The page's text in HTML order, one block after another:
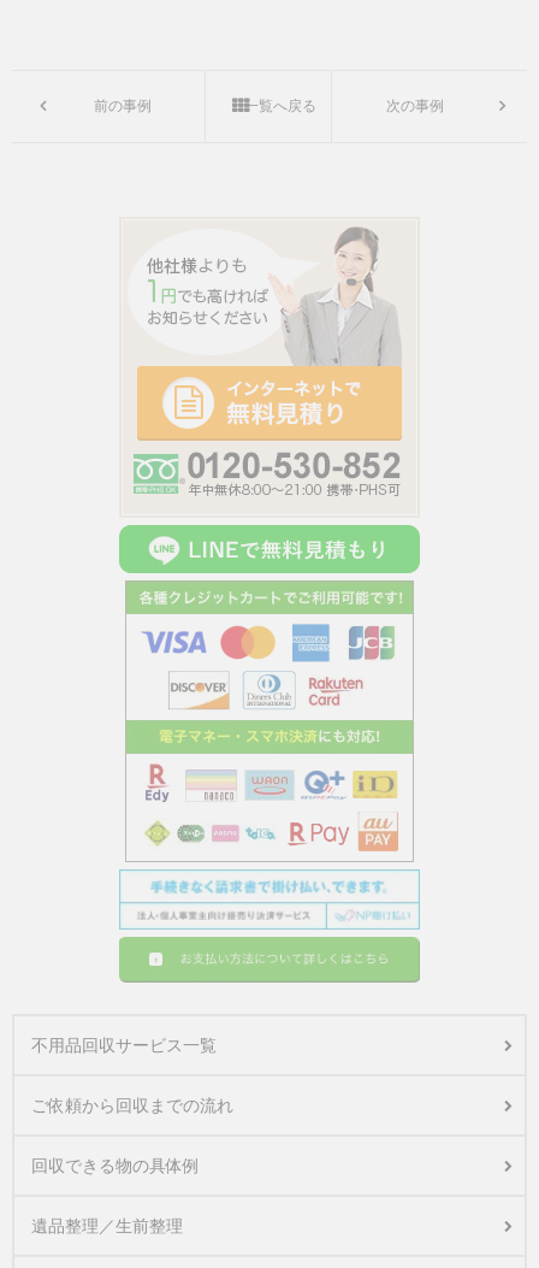
前の事例 一覧へ戻る 次の事例
不用品回収サービス一覧
ご依頼から回収までの流れ
回収できる物の具体例
遺品整理／生前整理